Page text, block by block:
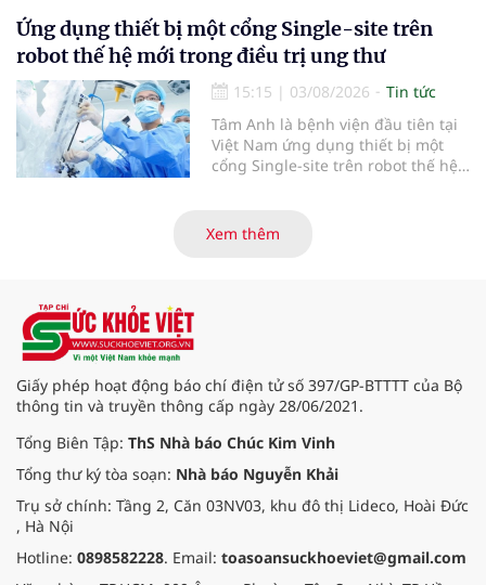
đồng cảm, gắn kết cao giữa thầy
thuốc với bệnh nhân.
Ứng dụng thiết bị một cổng Single-site trên
robot thế hệ mới trong điều trị ung thư
15:15 | 03/08/2026
Tin tức
Tâm Anh là bệnh viện đầu tiên tại
Việt Nam ứng dụng thiết bị một
cổng Single-site trên robot thế hệ
Xem thêm
Giấy phép hoạt động báo chí điện tử số 397/GP-BTTTT của Bộ
thông tin và truyền thông cấp ngày 28/06/2021.
Tổng Biên Tập: ThS Nhà báo Chúc Kim Vinh
Tổng thư ký tòa soạn: Nhà báo Nguyễn Khải
Trụ sở chính: Tầng 2, Căn 03NV03, khu đô thị Lideco, Hoài Đức
, Hà Nội
Hotline: 0898582228. Email: toasoansuckhoeviet@gmail.com